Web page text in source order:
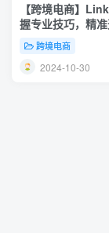
【跨境电商】
握专业技巧，精
跨境电商
2024-10-30